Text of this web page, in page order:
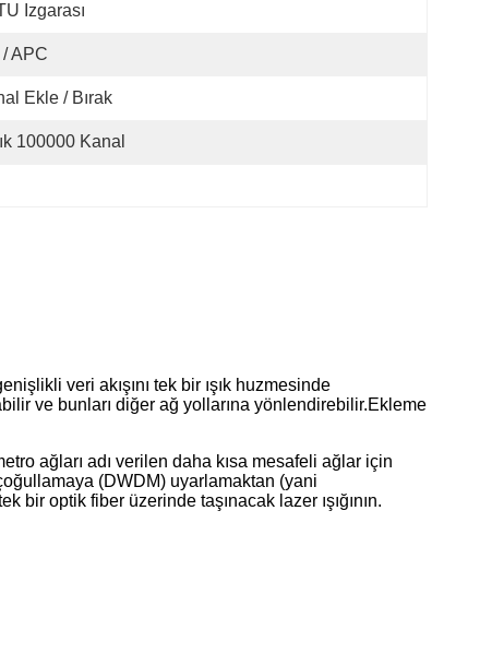
Izgarası
APC
Ekle / Bırak
100000 Kanal
veri akışını tek bir ışık huzmesinde
ve bunları diğer ağ yollarına yönlendirebilir.Ekleme
ağları adı verilen daha kısa mesafeli ağlar için
(DWDM) uyarlamaktan (yani
bir optik fiber üzerinde taşınacak lazer ışığının.